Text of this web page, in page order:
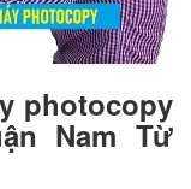
photocopy
Nam Từ